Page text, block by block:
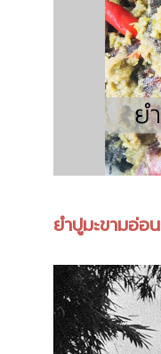
ยำปูมะขามอ่อน